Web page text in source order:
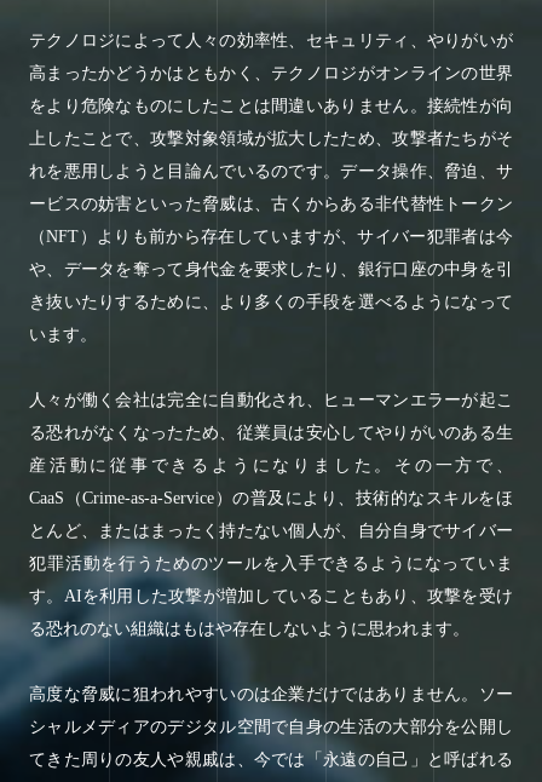
テクノロジによって人々の効率性、セキュリティ、やりがいが
高まったかどうかはともかく、テクノロジがオンラインの世界
をより危険なものにしたことは間違いありません。接続性が向
上したことで、攻撃対象領域が拡大したため、攻撃者たちがそ
れを悪用しようと目論んでいるのです。データ操作、脅迫、サ
ービスの妨害といった脅威は、古くからある非代替性トークン
（NFT）よりも前から存在していますが、サイバー犯罪者は今
や、データを奪って身代金を要求したり、銀行口座の中身を引
き抜いたりするために、より多くの手段を選べるようになって
います。
人々が働く会社は完全に自動化され、ヒューマンエラーが起こ
る恐れがなくなったため、従業員は安心してやりがいのある生
産活動に従事できるようになりました。その一方で、
CaaS（Crime-as-a-Service）の普及により、技術的なスキルをほ
とんど、またはまったく持たない個人が、自分自身でサイバー
犯罪活動を行うためのツールを入手できるようになっていま
す。AIを利用した攻撃が増加していることもあり、攻撃を受け
る恐れのない組織はもはや存在しないように思われます。
高度な脅威に狙われやすいのは企業だけではありません。ソー
シャルメディアのデジタル空間で自身の生活の大部分を公開し
てきた周りの友人や親戚は、今では「永遠の自己」と呼ばれる